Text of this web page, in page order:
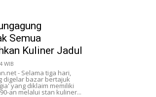
Semua
Kuliner Jadul
WIB
- Selama tiga hari,
digelar bazar bertajuk
yang diklaim memiliki
an melalui stan kuliner...